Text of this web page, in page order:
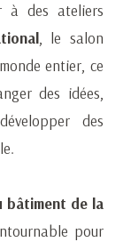
à des ateliers
, le salon
entier, ce
des idées,
des
bâtiment de la
pour